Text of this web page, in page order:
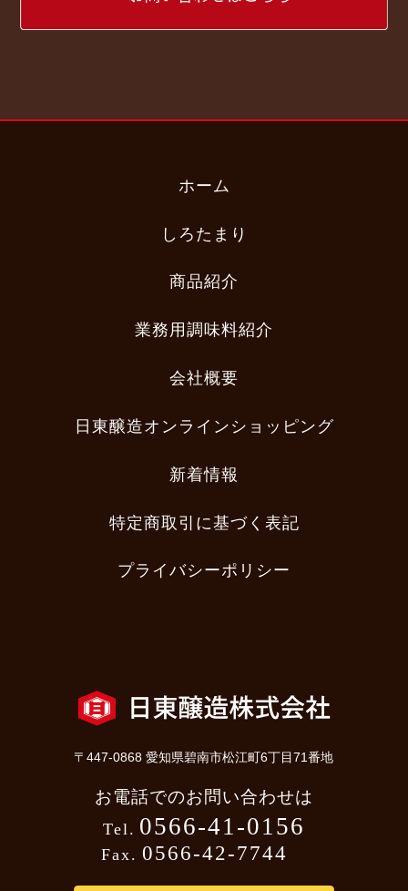
ホーム
しろたまり
商品紹介
業務用調味料紹介
会社概要
日東醸造オンラインショッピング
新着情報
特定商取引に基づく表記
プライバシーポリシー
〒447-0868 愛知県碧南市松江町6丁目71番地
お電話でのお問い合わせは
Tel. 0566-41-0156
Fax. 0566-42-7744